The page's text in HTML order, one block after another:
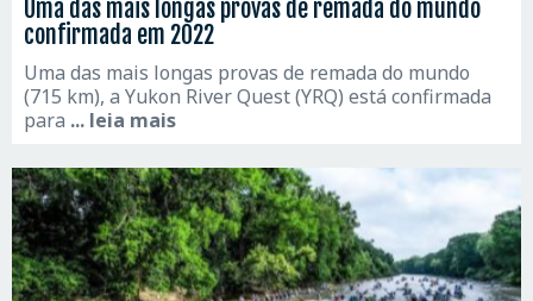
Uma das mais longas provas de remada do mundo
confirmada em 2022
Uma das mais longas provas de remada do mundo
(715 km), a Yukon River Quest (YRQ) está confirmada
para ... leia mais